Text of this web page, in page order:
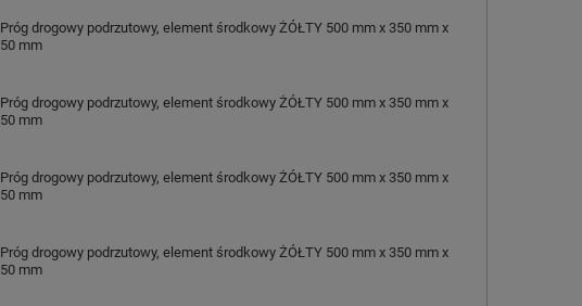
Próg drogowy podrzutowy, element środkowy ŻÓŁTY 500 mm x 350 mm x
50 mm
Próg drogowy podrzutowy, element środkowy ŻÓŁTY 500 mm x 350 mm x
50 mm
Próg drogowy podrzutowy, element środkowy ŻÓŁTY 500 mm x 350 mm x
50 mm
Próg drogowy podrzutowy, element środkowy ŻÓŁTY 500 mm x 350 mm x
50 mm